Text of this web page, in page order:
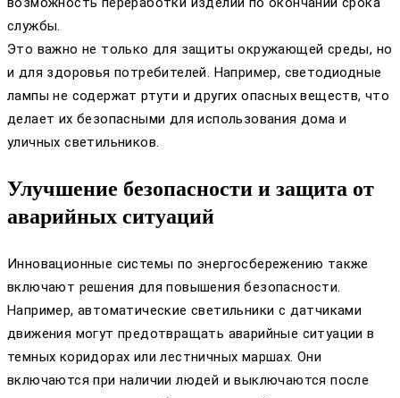
службы.
Это важно не только для защиты окружающей среды, но
и для здоровья потребителей. Например, светодиодные
лампы не содержат ртути и других опасных веществ, что
делает их безопасными для использования дома и
уличных светильников.
Улучшение безопасности и защита от
аварийных ситуаций
Инновационные системы по энергосбережению также
включают решения для повышения безопасности.
Например, автоматические светильники с датчиками
движения могут предотвращать аварийные ситуации в
темных коридорах или лестничных маршах. Они
включаются при наличии людей и выключаются после